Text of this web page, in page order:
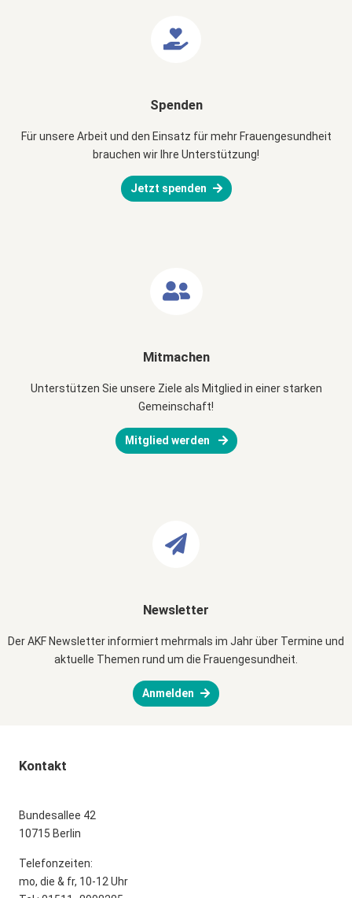
Spenden
Für unsere Arbeit und den Einsatz für mehr Frauengesundheit
brauchen wir Ihre Unterstützung!
Jetzt spenden
Mitmachen
Unterstützen Sie unsere Ziele als Mitglied in einer starken
Gemeinschaft!
Mitglied werden
Newsletter
Der AKF Newsletter informiert mehrmals im Jahr über Termine und
aktuelle Themen rund um die Frauengesundheit.
Anmelden
Kontakt
Bundesallee 42
10715 Berlin
Telefonzeiten:
mo, die & fr, 10-12 Uhr